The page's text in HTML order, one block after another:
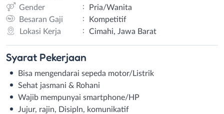
Gender
:
Pria/Wanita
Besaran Gaji
:
Kompetitif
Lokasi Kerja
: Cimahi, Jawa Barat
Syarat Pekerjaan
Bisa mengendarai sepeda motor/Listrik
Sehat jasmani & Rohani
Wajib mempunyai smartphone/HP
Jujur, rajin, Disipln, komunikatif